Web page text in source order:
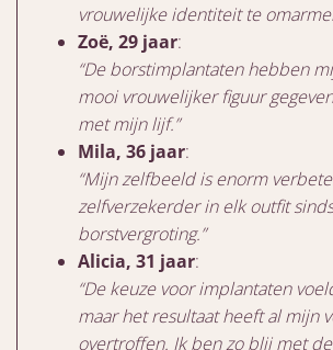
vrouwelijke identiteit te
Zoë, 29 jaar:
“De borstimplantaten hebben
mooi vrouwelijker figuur
met mijn lijf.”
Mila, 36 jaar:
“Mijn zelfbeeld is enorm
zelfverzekerder in elk outfit
borstvergroting.”
Alicia, 31 jaar:
“De keuze voor implantaten
maar het resultaat heeft al mijn
overtroffen. Ik ben zo blij met